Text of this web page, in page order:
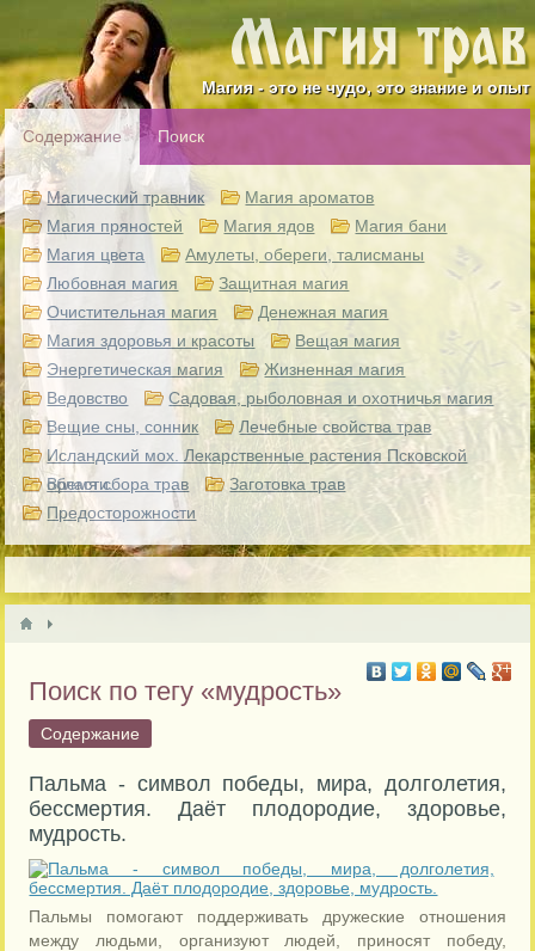
Магия - это не чудо, это знание и опыт
Содержание Поиск
Магический травник
Магия ароматов
Магия пряностей
Магия ядов
Магия бани
Магия цвета
Амулеты, обереги, талисманы
Любовная магия
Защитная магия
Очистительная магия
Денежная магия
Магия здоровья и красоты
Вещая магия
Энергетическая магия
Жизненная магия
Ведовство
Садовая, рыболовная и охотничья магия
Вещие сны, сонник
Лечебные свойства трав
Исландский мох. Лекарственные растения Псковской
области.
Время сбора трав
Заготовка трав
Предосторожности
Поиск по тегу «мудрость»
Содержание
Пальма - символ победы, мира, долголетия,
бессмертия. Даёт плодородие, здоровье,
мудрость.
Пальмы помогают поддерживать дружеские отношения
между людьми, организуют людей, приносят победу,